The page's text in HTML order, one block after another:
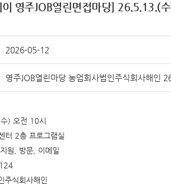
영주JOB열린면접마당] 26.5.13.(
2026-05-12
영주JOB열린마당 농업회사법인주식회사해인
) 오전 10시
터 2층 프로그램실
원, 방문, 이메일
주식회사해인